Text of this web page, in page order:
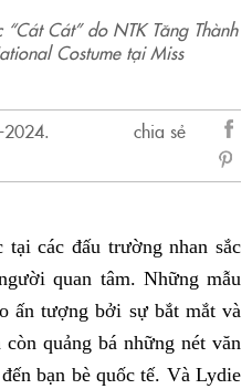
Cát” do NTK Tăng Thành
Costume tại Miss
chia sẻ
sẻ
tại các đấu trường nhan sắc
quan tâm. Những mẫu
ấn tượng bởi sự bắt mắt và
quảng bá những nét văn
bạn bè quốc tế. Và Lydie